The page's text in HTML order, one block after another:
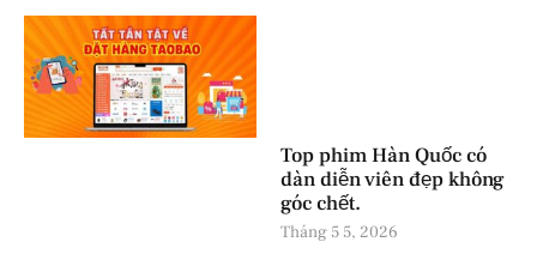
Top phim Hàn Quốc có
dàn diễn viên đẹp không
góc chết.
Tháng 5 5, 2026